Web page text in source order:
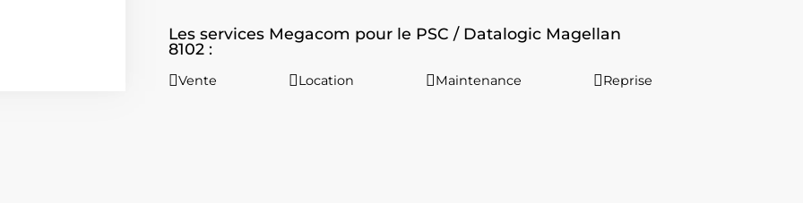
Les services Megacom pour le PSC / Datalogic Magellan
8102 :
Vente Location Maintenance Reprise